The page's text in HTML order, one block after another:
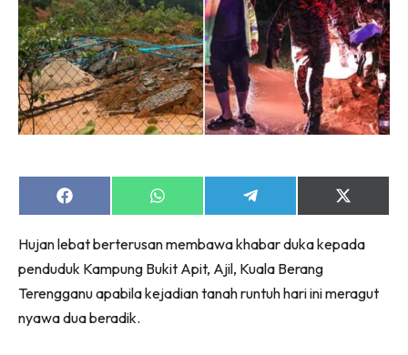
Share
on
Share
on
Share
on
Share
on
(Twitter)
Hujan lebat berterusan membawa khabar duka kepada
penduduk Kampung Bukit Apit, Ajil, Kuala Berang
Terengganu apabila kejadian tanah runtuh hari ini meragut
nyawa dua beradik.